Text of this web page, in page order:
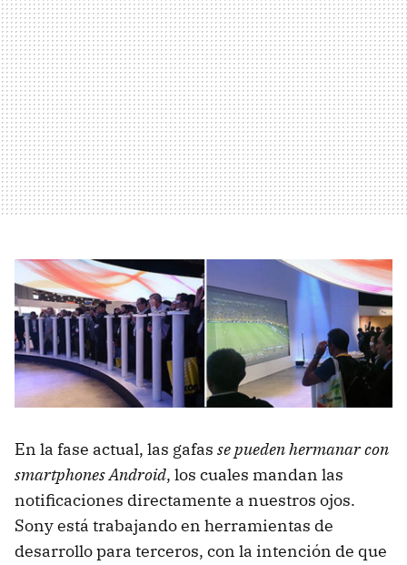
En la fase actual, las gafas se pueden hermanar con
smartphones Android, los cuales mandan las
notificaciones directamente a nuestros ojos.
Sony está trabajando en herramientas de
desarrollo para terceros, con la intención de que